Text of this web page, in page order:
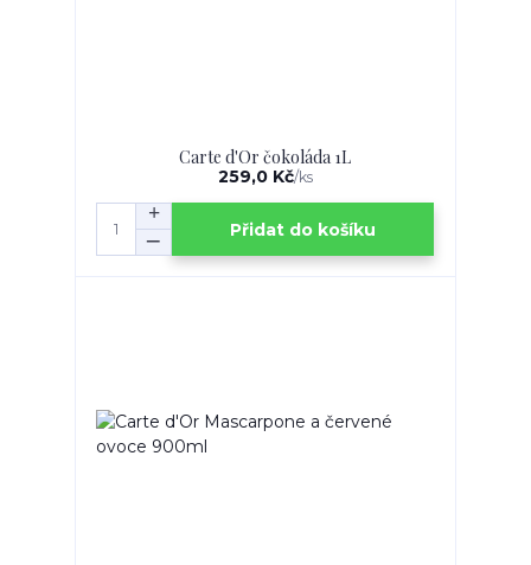
Carte d'Or čokoláda 1L
259,0 Kč/ks
Přidat do košíku